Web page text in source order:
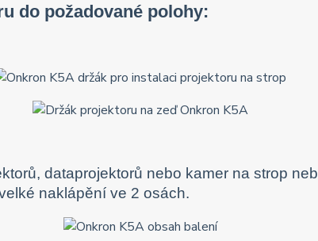
do požadované polohy:
dataprojektorů nebo kamer na strop
naklápění ve 2 osách.